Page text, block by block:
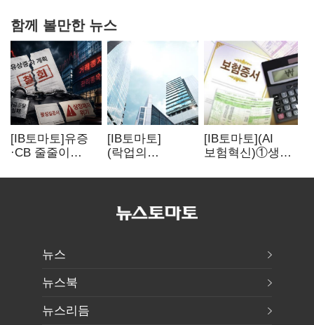
함께 볼만한 뉴스
[IB토마토]유증
·CB 줄줄이
벌점 급증에 상폐
[IB토마토]
(락업의
뛰자 첫날 매도…
갈렸다
[IB토마토](AI
보험혁신)①생산
개선…현실은
뉴스
뉴스북
뉴스리듬